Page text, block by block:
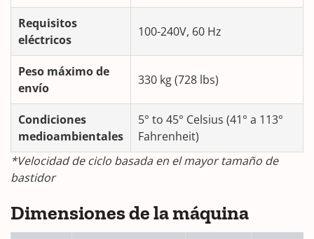
Requisitos
eléctricos
100-240V, 60 Hz
Peso máximo de
envío
330 kg (728 lbs)
Condiciones
medioambientales
5° to 45° Celsius (41° a 113°
Fahrenheit)
*Velocidad de ciclo basada en el mayor tamaño de
bastidor
Dimensiones de la máquina